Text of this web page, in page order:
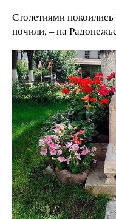
Столетиями
почили, – на